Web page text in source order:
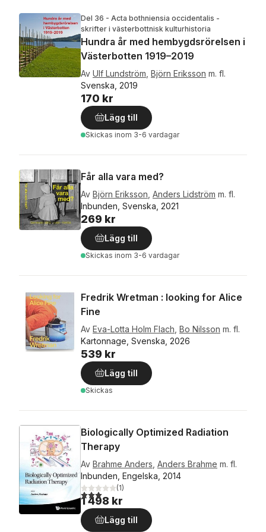
Del 36 - Acta bothniensia occidentalis -
skrifter i västerbottnisk kulturhistoria
Hundra år med hembygdsrörelsen i
Västerbotten 1919–2019
Av Ulf Lundström Björn Eriksson m. fl.
Svenska, 2019
170 kr
Lägg till
Skickas inom 3-6 vardagar
Får alla vara med?
Av Björn Eriksson Anders Lidström m. fl.
Inbunden, Svenska, 2021
269 kr
Lägg till
Skickas inom 3-6 vardagar
Fredrik Wretman : looking for Alice
Fine
Av Eva-Lotta Holm Flach Bo Nilsson m. fl.
Kartonnage, Svenska, 2026
539 kr
Lägg till
Skickas
Biologically Optimized Radiation
Therapy
Av Brahme Anders Anders Brahme m. fl.
Inbunden, Engelska, 2014
3,0utav 5 stjärnor. Totalt antal röster:
(1)
1 498 kr
Lägg till